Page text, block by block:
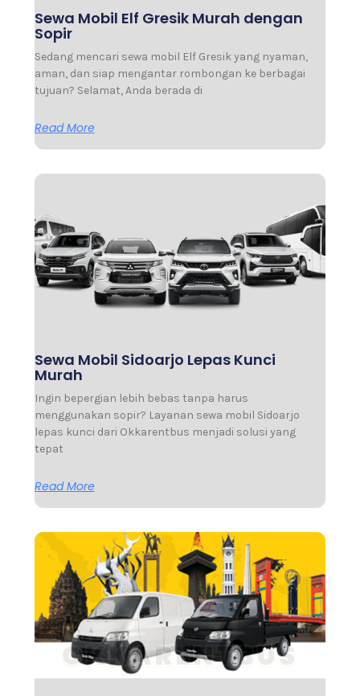
Sewa Mobil Elf Gresik Murah dengan
Sopir
Sedang mencari sewa mobil Elf Gresik yang nyaman,
aman, dan siap mengantar rombongan ke berbagai
tujuan? Selamat, Anda berada di
Read More
Sewa Mobil Sidoarjo Lepas Kunci
Murah
Ingin bepergian lebih bebas tanpa harus
menggunakan sopir? Layanan sewa mobil Sidoarjo
lepas kunci dari Okkarentbus menjadi solusi yang
tepat
Read More